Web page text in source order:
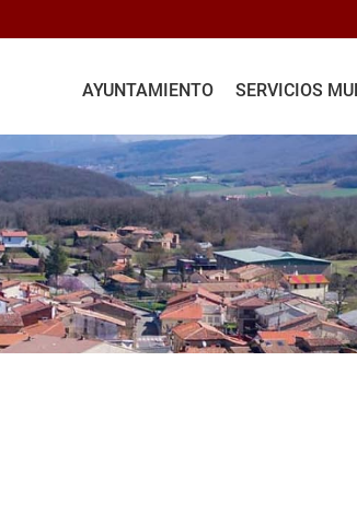
AYUNTAMIENTO SERVICIOS